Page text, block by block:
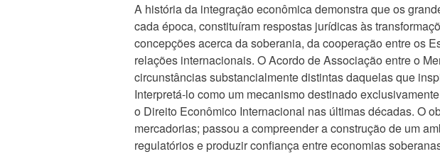
A história da integração econômica demonstra que os
cada época, constituíram respostas jurídicas às
concepções acerca da soberania, da cooperação entre os
relações internacionais. O Acordo de Associação entre o
circunstâncias substancialmente distintas daquelas que
Interpretá-lo como um mecanismo destinado
o Direito Econômico Internacional nas últimas décadas. O
mercadorias; passou a compreender a construção de um
regulatórios e produzir confiança entre economias